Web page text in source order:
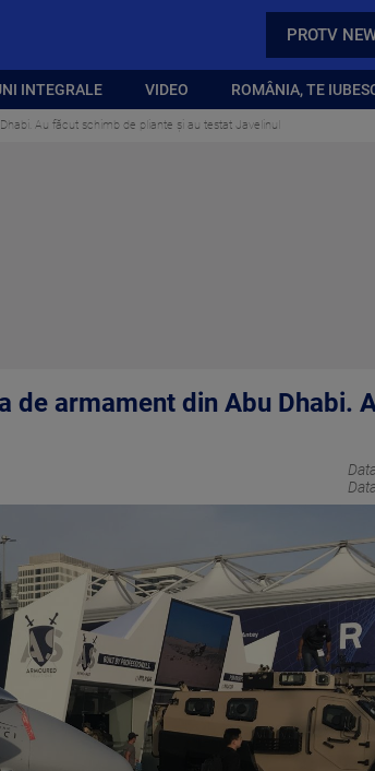
PROTV
INTEGRALE VIDEO ROMÂNIA, TE
Au făcut schimb de pliante și au testat Javelinul
de armament din Abu Dhabi.